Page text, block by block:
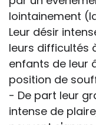
lointainement
Leur désir
leurs difficultés
enfants de leur
position de
- De part leur
intense de